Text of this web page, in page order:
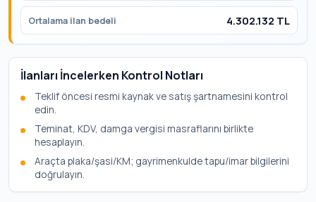
Ortalama ilan bedeli 4.302.132 TL
İlanları İncelerken Kontrol Notları
Teklif öncesi resmi kaynak ve satış şartnamesini kontrol
edin.
Teminat, KDV, damga vergisi masraflarını birlikte
hesaplayın.
Araçta plaka/şasi/KM; gayrimenkulde tapu/imar bilgilerini
doğrulayın.